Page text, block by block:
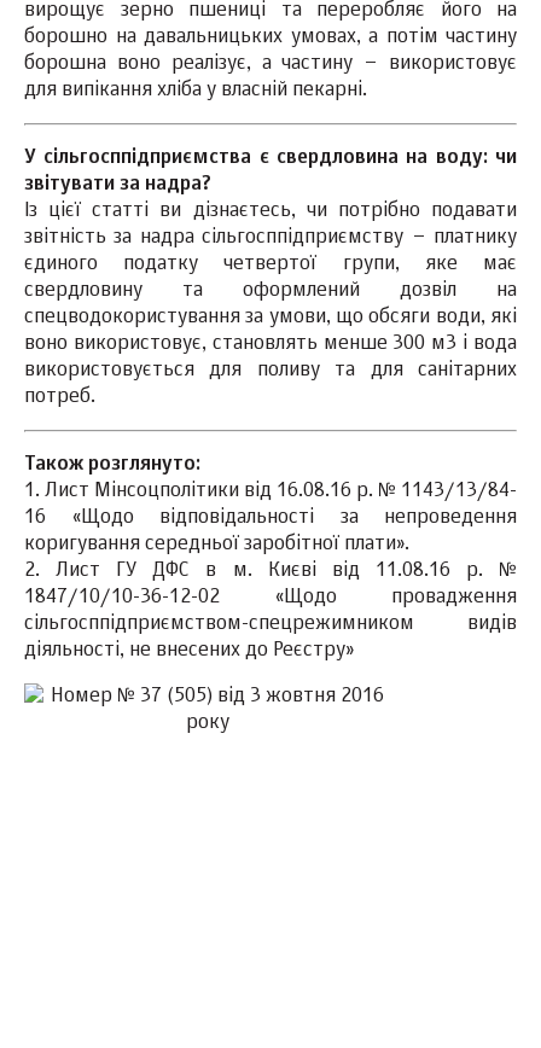
вирощує зерно пшениці та переробляє його на
борошно на давальницьких умовах, а потім частину
борошна воно реалізує, а частину – використовує
для випікання хліба у власній пекарні.
У сільгосппідприємства є свердловина на воду: чи
звітувати за надра?
Із цієї статті ви дізнаєтесь, чи потрібно подавати
звітність за надра сільгосппідприємству – платнику
єдиного податку четвертої групи, яке має
свердловину та оформлений дозвіл на
спецводокористування за умови, що обсяги води, які
воно використовує, становлять менше 300 м3 і вода
використовується для поливу та для санітарних
потреб.
Також розглянуто:
1. Лист Мінсоцполітики від 16.08.16 р. № 1143/13/84-
16 «Щодо відповідальності за непроведення
коригування середньої заробітної плати».
2. Лист ГУ ДФС в м. Києві від 11.08.16 р. №
1847/10/10-36-12-02 «Щодо провадження
сільгосппідприємством-спецрежимником видів
діяльності, не внесених до Реєстру»